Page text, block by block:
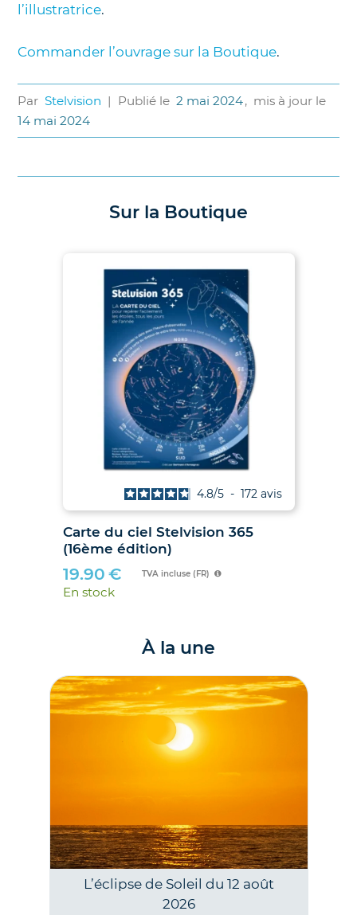
l’illustratrice.
Commander l’ouvrage sur la Boutique.
Par Stelvision | Publié le 2 mai 2024, mis à jour le
14 mai 2024
Sur la Boutique
Carte du ciel Stelvision 365
(16ème édition)
4.8/5 - 172 avis
19.90 € TVA incluse (FR)
En stock
À la une
L’éclipse de Soleil du 12 août
2026